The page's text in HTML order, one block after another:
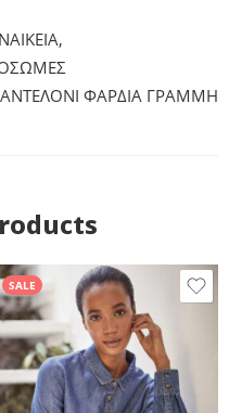
,
ΦΑΡΔΙΑ ΓΡΑΜΜΗ
SALE